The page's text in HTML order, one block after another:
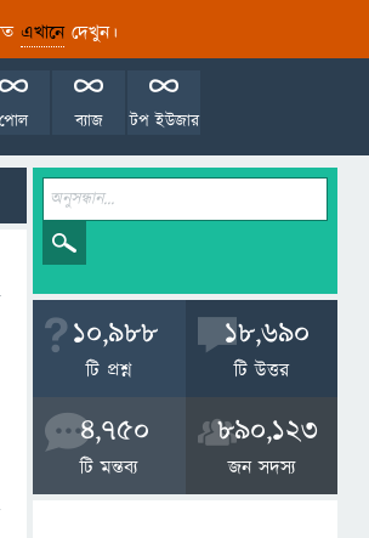
এখানেদেখুন।
টপ ইউজার
ব্যাজ
পোল
10,988
টি প্রশ্ন
18,690
টি উত্তর
4,750
টি মন্তব্য
890,123
জন সদস্য